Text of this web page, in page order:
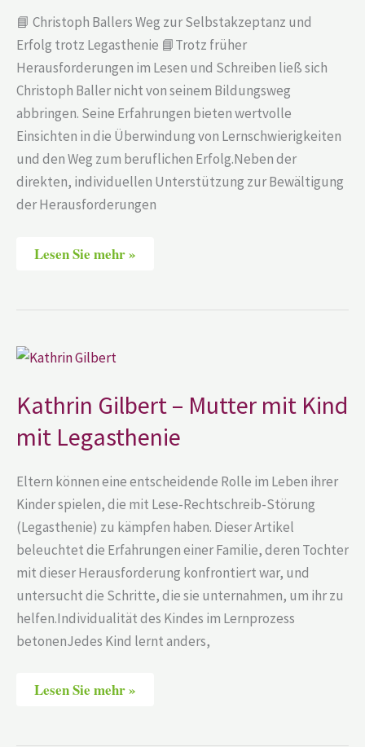
📘 Christoph Ballers Weg zur Selbstakzeptanz und
Erfolg trotz Legasthenie 📘Trotz früher
Herausforderungen im Lesen und Schreiben ließ sich
Christoph Baller nicht von seinem Bildungsweg
abbringen. Seine Erfahrungen bieten wertvolle
Einsichten in die Überwindung von Lernschwierigkeiten
und den Weg zum beruflichen Erfolg.Neben der
direkten, individuellen Unterstützung zur Bewältigung
der Herausforderungen
mit
Legasthenie
Lesen Sie mehr »
Kathrin Gilbert – Mutter mit Kind
mit Legasthenie
Eltern können eine entscheidende Rolle im Leben ihrer
Kinder spielen, die mit Lese-Rechtschreib-Störung
(Legasthenie) zu kämpfen haben. Dieser Artikel
beleuchtet die Erfahrungen einer Familie, deren Tochter
mit dieser Herausforderung konfrontiert war, und
untersucht die Schritte, die sie unternahmen, um ihr zu
helfen.Individualität des Kindes im Lernprozess
betonenJedes Kind lernt anders,
Kathrin
Gilbert
Mutter
mit
Kind
mit
Legasthenie
Lesen Sie mehr »